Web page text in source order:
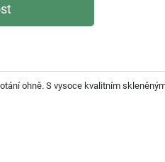
ohně. S vysoce kvalitním